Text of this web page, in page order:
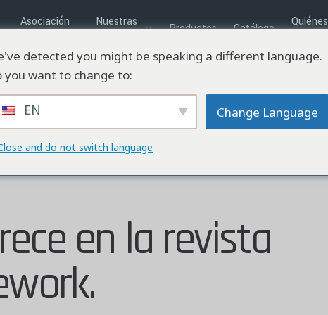
Asociación
Nuestras
Productos Catálogo
Quiénes
en la revista
detected you might be speaking a different language.
you want to change to:
EN Change Language
and do not switch language